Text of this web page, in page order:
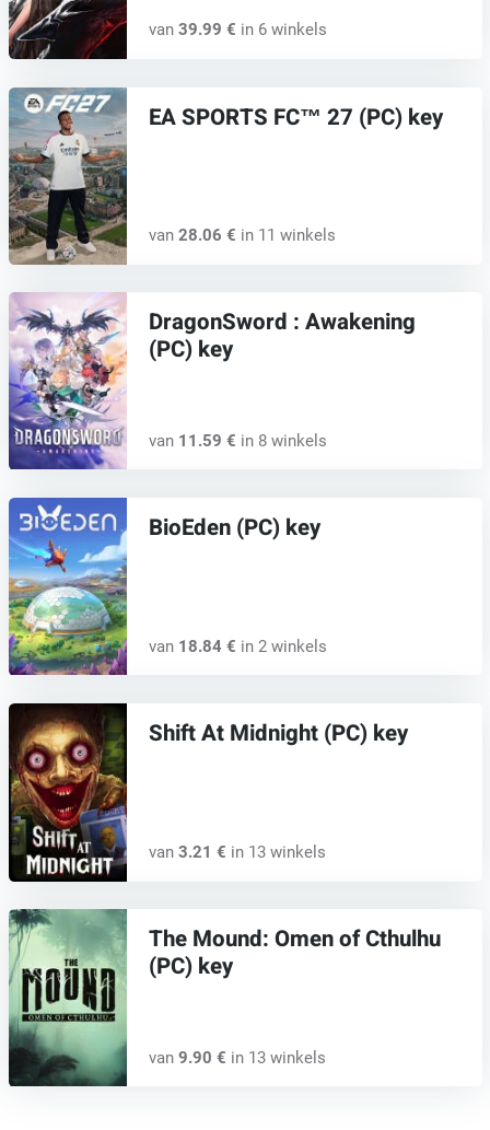
van 39.99 € in 6 winkels
EA SPORTS FC™ 27 (PC) key
van 28.06 € in 11 winkels
DragonSword : Awakening
(PC) key
van 11.59 € in 8 winkels
BioEden (PC) key
van 18.84 € in 2 winkels
Shift At Midnight (PC) key
van 3.21 € in 13 winkels
The Mound: Omen of Cthulhu
(PC) key
van 9.90 € in 13 winkels